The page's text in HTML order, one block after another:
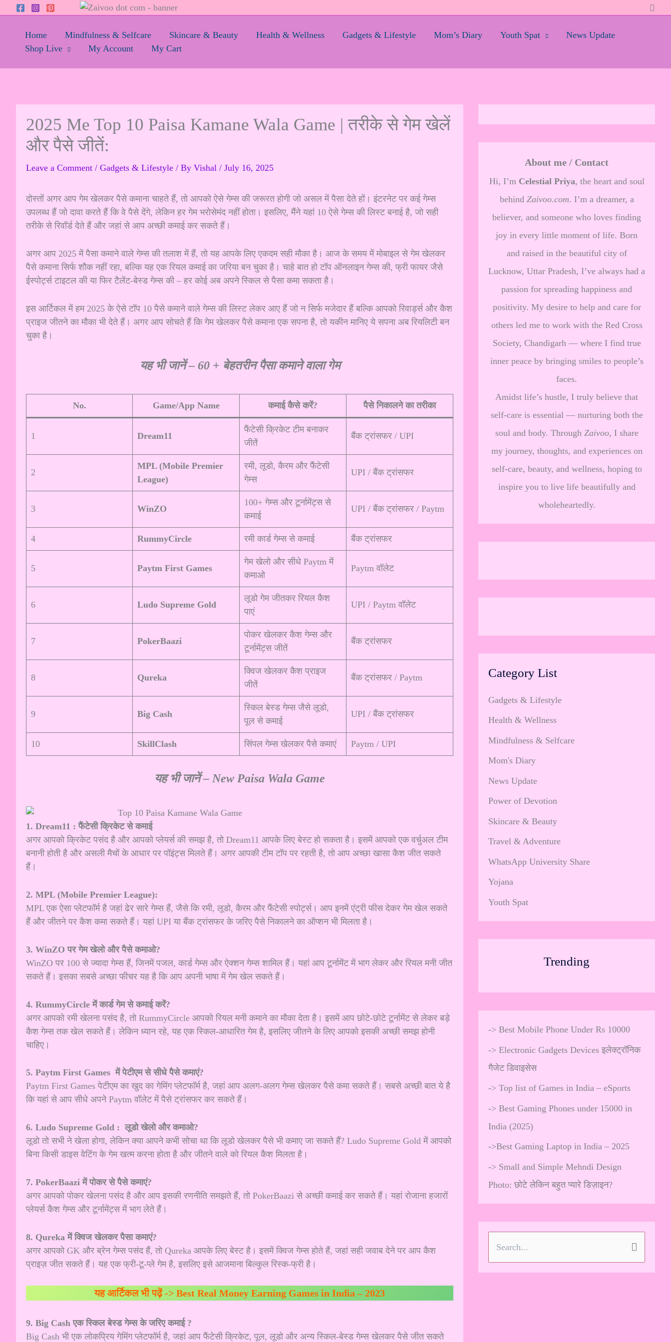
contentHome Mindfulness & Selfcare Skincare & Beauty Health & Wellness Gadgets & Lifestyle Mom’s Diary Youth Spat
News Update
Shop Live
My Account My Cart
2025 Me Top 10 Paisa Kamane Wala Game | तरीके से गेम खेलें
और पैसे जीतें:
Leave a Comment / Gadgets & Lifestyle / By Vishal / July 16, 2025
दोस्तों अगर आप गेम खेलकर पैसे कमाना चाहते हैं, तो आपको ऐसे गेम्स की जरूरत होगी जो असल में पैसा देते हों। इंटरनेट पर कई गेम्स
उपलब्ध हैं जो दावा करते हैं कि वे पैसे देंगे, लेकिन हर गेम भरोसेमंद नहीं होता। इसलिए, मैंने यहां 10 ऐसे गेम्स की लिस्ट बनाई है, जो सही
तरीके से रिवॉर्ड देते हैं और जहां से आप अच्छी कमाई कर सकते हैं।
अगर आप 2025 में पैसा कमाने वाले गेम्स की तलाश में हैं, तो यह आपके लिए एकदम सही मौका है। आज के समय में मोबाइल से गेम खेलकर
पैसे कमाना सिर्फ शौक नहीं रहा, बल्कि यह एक रियल कमाई का जरिया बन चुका है। चाहे बात हो टॉप ऑनलाइन गेम्स की, फ्री फायर जैसे
ईस्पोर्ट्स टाइटल की या फिर टैलेंट-बेस्ड गेम्स की – हर कोई अब अपने स्किल से पैसा कमा सकता है।
इस आर्टिकल में हम 2025 के ऐसे टॉप 10 पैसे कमाने वाले गेम्स की लिस्ट लेकर आए हैं जो न सिर्फ मजेदार हैं बल्कि आपको रिवार्ड्स और कैश
प्राइज जीतने का मौका भी देते हैं। अगर आप सोचते हैं कि गेम खेलकर पैसे कमाना एक सपना है, तो यकीन मानिए ये सपना अब रियलिटी बन
चुका है।
यह भी जानें – 60 + बेहतरीन पैसा कमाने वाला गेम
No. Game/App Name कमाई कैसे करें? पैसे निकालने का तरीका
1 Dream11
फैंटेसी क्रिकेट टीम बनाकर
जीतें
बैंक ट्रांसफर / UPI
2
MPL (Mobile Premier
League)
रमी, लूडो, कैरम और फैंटेसी
गेम्स
UPI / बैंक ट्रांसफर
3 WinZO
100+ गेम्स और टूर्नामेंट्स से
कमाई
UPI / बैंक ट्रांसफर / Paytm
4 RummyCircle रमी कार्ड गेम्स से कमाई बैंक ट्रांसफर
5 Paytm First Games
गेम खेलो और सीधे Paytm में
कमाओ
Paytm वॉलेट
6 Ludo Supreme Gold
लूडो गेम जीतकर रियल कैश
पाएं
UPI / Paytm वॉलेट
7 PokerBaazi
पोकर खेलकर कैश गेम्स और
टूर्नामेंट्स जीतें
बैंक ट्रांसफर
8 Qureka
क्विज खेलकर कैश प्राइज
जीतें
बैंक ट्रांसफर / Paytm
9 Big Cash
स्किल बेस्ड गेम्स जैसे लूडो,
पूल से कमाई
UPI / बैंक ट्रांसफर
10 SkillClash सिंपल गेम्स खेलकर पैसे कमाएं Paytm / UPI
यह भी जानें – New Paisa Wala Game
1. Dream11 : फैंटेसी क्रिकेट से कमाई
अगर आपको क्रिकेट पसंद है और आपको प्लेयर्स की समझ है, तो Dream11 आपके लिए बेस्ट हो सकता है। इसमें आपको एक वर्चुअल टीम
बनानी होती है और असली मैचों के आधार पर पॉइंट्स मिलते हैं। अगर आपकी टीम टॉप पर रहती है, तो आप अच्छा खासा कैश जीत सकते
हैं।
2. MPL (Mobile Premier League):
MPL एक ऐसा प्लेटफॉर्म है जहां ढेर सारे गेम्स हैं, जैसे कि रमी, लूडो, कैरम और फैंटेसी स्पोर्ट्स। आप इनमें एंट्री फीस देकर गेम खेल सकते
हैं और जीतने पर कैश कमा सकते हैं। यहां UPI या बैंक ट्रांसफर के जरिए पैसे निकालने का ऑप्शन भी मिलता है।
3. WinZO पर गेम खेलो और पैसे कमाओ?
WinZO पर 100 से ज्यादा गेम्स हैं, जिनमें पजल, कार्ड गेम्स और ऐक्शन गेम्स शामिल हैं। यहां आप टूर्नामेंट में भाग लेकर और रियल मनी जीत
सकते हैं। इसका सबसे अच्छा फीचर यह है कि आप अपनी भाषा में गेम खेल सकते हैं।
4. RummyCircle में कार्ड गेम से कमाई करें?
अगर आपको रमी खेलना पसंद है, तो RummyCircle आपको रियल मनी कमाने का मौका देता है। इसमें आप छोटे-छोटे टूर्नामेंट से लेकर बड़े
कैश गेम्स तक खेल सकते हैं। लेकिन ध्यान रहे, यह एक स्किल-आधारित गेम है, इसलिए जीतने के लिए आपको इसकी अच्छी समझ होनी
चाहिए।
5. Paytm First Games में पेटीएम से सीधे पैसे कमाएं?
Paytm First Games पेटीएम का खुद का गेमिंग प्लेटफॉर्म है, जहां आप अलग-अलग गेम्स खेलकर पैसे कमा सकते हैं। सबसे अच्छी बात ये है
कि यहां से आप सीधे अपने Paytm वॉलेट में पैसे ट्रांसफर कर सकते हैं।
6. Ludo Supreme Gold : लूडो खेलो और कमाओ?
लूडो तो सभी ने खेला होगा, लेकिन क्या आपने कभी सोचा था कि लूडो खेलकर पैसे भी कमाए जा सकते हैं? Ludo Supreme Gold में आपको
बिना किसी डाइस वेटिंग के गेम खत्म करना होता है और जीतने वाले को रियल कैश मिलता है।
7. PokerBaazi में पोकर से पैसे कमाएं?
अगर आपको पोकर खेलना पसंद है और आप इसकी रणनीति समझते हैं, तो PokerBaazi से अच्छी कमाई कर सकते हैं। यहां रोजाना हजारों
प्लेयर्स कैश गेम्स और टूर्नामेंट्स में भाग लेते हैं।
8. Qureka में क्विज खेलकर पैसा कमाएं?
अगर आपको GK और ब्रेन गेम्स पसंद हैं, तो Qureka आपके लिए बेस्ट है। इसमें क्विज गेम्स होते हैं, जहां सही जवाब देने पर आप कैश
प्राइज़ जीत सकते हैं। यह एक फ्री-टू-प्ले गेम है, इसलिए इसे आजमाना बिल्कुल रिस्क-फ्री है।
यह आर्टिकल भी पढ़ें -> Best Real Money Earning Games in India – 2023
9. Big Cash एक स्किल बेस्ड गेम्स के जरिए कमाई ?
Big Cash भी एक लोकप्रिय गेमिंग प्लेटफॉर्म है, जहां आप फैंटेसी क्रिकेट, पूल, लूडो और अन्य स्किल-बेस्ड गेम्स खेलकर पैसे जीत सकते
About me / Contact
Hi, I’m Celestial Priya, the heart and soul
behind Zaivoo.com. I’m a dreamer, a
believer, and someone who loves finding
joy in every little moment of life. Born
and raised in the beautiful city of
Lucknow, Uttar Pradesh, I’ve always had a
passion for spreading happiness and
positivity. My desire to help and care for
others led me to work with the Red Cross
Society, Chandigarh — where I find true
inner peace by bringing smiles to people’s
faces.
Amidst life’s hustle, I truly believe that
self-care is essential — nurturing both the
soul and body. Through Zaivoo, I share
my journey, thoughts, and experiences on
self-care, beauty, and wellness, hoping to
inspire you to live life beautifully and
wholeheartedly.
Category List
Gadgets & Lifestyle
Health & Wellness
Mindfulness & Selfcare
Mom's Diary
News Update
Power of Devotion
Skincare & Beauty
Travel & Adventure
WhatsApp University Share
Yojana
Youth Spat
Trending
-> Best Mobile Phone Under Rs 10000
-> Electronic Gadgets Devices इलेक्ट्रॉनिक
गैजेट डिवाइसेस
-> Top list of Games in India – eSports
-> Best Gaming Phones under 15000 in
India (2025)
->Best Gaming Laptop in India – 2025
-> Small and Simple Mehndi Design
Photo: छोटे लेकिन बहुत प्यारे डिज़ाइन?